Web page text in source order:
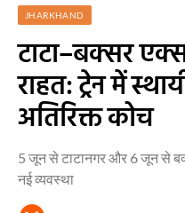
JHARKHAND
टाटा–बक्सर
राहत: ट्रेन में
अतिरिक्त कोच
5 जून से टाटानगर और 6 जून से
नई व्यवस्था